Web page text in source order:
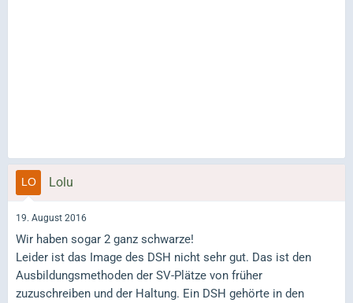
Lolu
19. August 2016
Wir haben sogar 2 ganz schwarze!
Leider ist das Image des DSH nicht sehr gut. Das ist den
Ausbildungsmethoden der SV-Plätze von früher
zuzuschreiben und der Haltung. Ein DSH gehörte in den